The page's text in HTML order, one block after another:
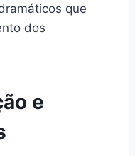
que
dos
e